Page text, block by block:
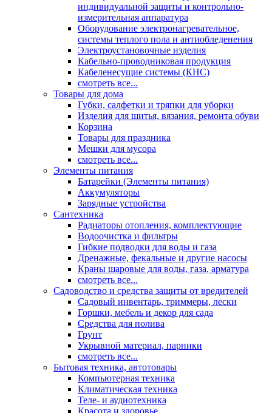
индивидуальной защиты и контрольно-
измерительная аппаратура
Оборудование электронагревательное,
системы теплого пола и антиобледенения
Электроустановочные изделия
Кабельно-проводниковая продукция
Кабеленесущие системы (КНС)
смотреть все...
Товары для дома
Губки, салфетки и тряпки для уборки
Изделия для шитья, вязания, ремонта обуви
Корзина
Товары для праздника
Мешки для мусора
смотреть все...
Элементы питания
Батарейки (Элементы питания)
Аккумуляторы
Зарядные устройства
Сантехника
Радиаторы отопления, комплектующие
Водоочистка и фильтры
Гибкие подводки для воды и газа
Дренажные, фекальные и другие насосы
Краны шаровые для воды, газа, арматура
смотреть все...
Садоводство и средства защиты от вредителей
Садовый инвентарь, триммеры, лески
Горшки, мебель и декор для сада
Средства для полива
Грунт
Укрывной материал, парники
смотреть все...
Бытовая техника, автотовары
Компьютерная техника
Климатическая техника
Теле- и аудиотехника
Красота и здоровье